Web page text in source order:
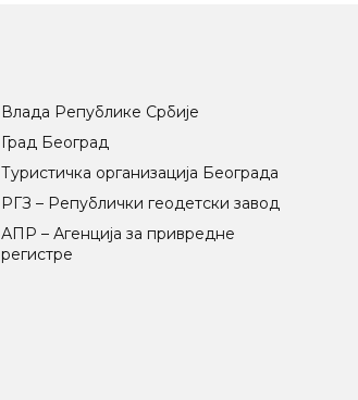
Влада Републике Србије
Град Београд
Туристичка организација Београда
РГЗ – Републички геодетски завод
АПР – Агенција за привредне
регистре